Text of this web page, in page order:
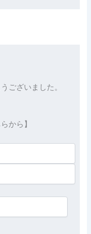
ございました。
から】